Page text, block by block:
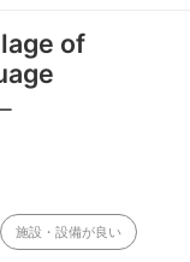
of
施設・設備が良い